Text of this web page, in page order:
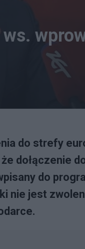
do strefy
dołączenie
do
nie jest